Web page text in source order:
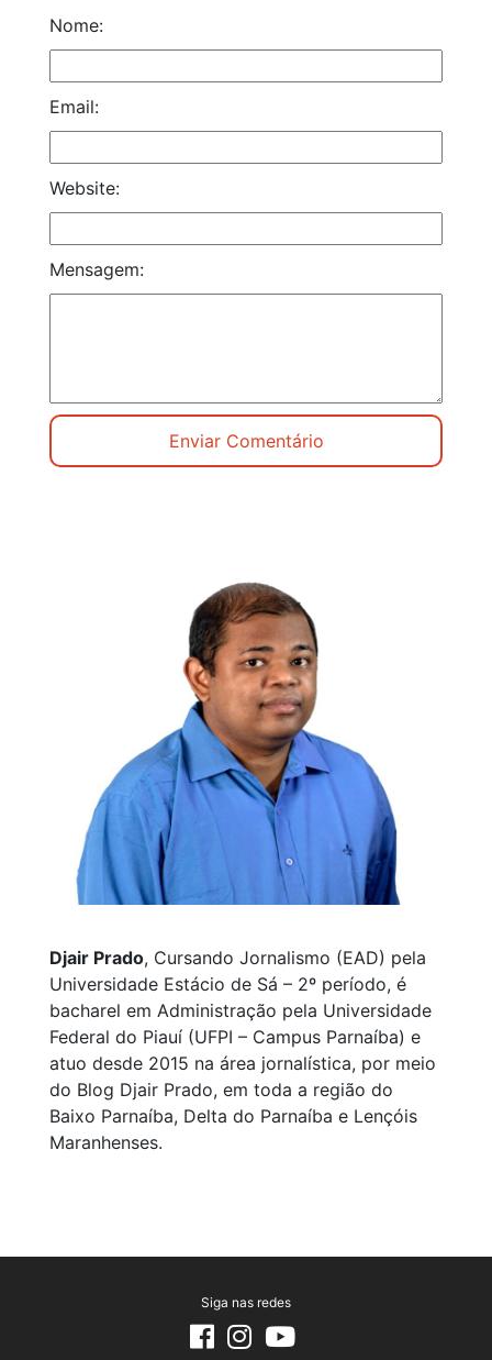
Nome:
Email:
Website:
Mensagem:
Djair Prado, Cursando Jornalismo (EAD) pela
Universidade Estácio de Sá – 2º período, é
bacharel em Administração pela Universidade
Federal do Piauí (UFPI – Campus Parnaíba) e
atuo desde 2015 na área jornalística, por meio
do Blog Djair Prado, em toda a região do
Baixo Parnaíba, Delta do Parnaíba e Lençóis
Maranhenses.
Siga nas redes